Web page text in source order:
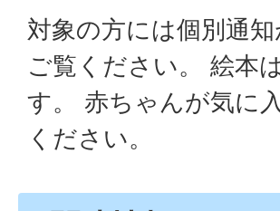
対象の方には個別通
ご覧ください。 絵本
す。 赤ちゃんが気に
ください。